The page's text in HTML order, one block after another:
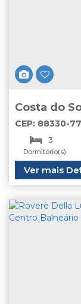
Costa do
Camboriú
CEP: 88330-
3
Dormitório(s)
2
Vaga(s)
Ver mais